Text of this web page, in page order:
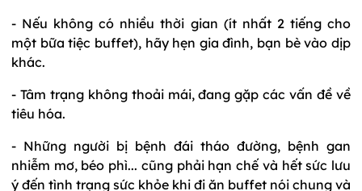
- Nếu không có nhiều thời gian (ít nhất 2 tiếng cho
một bữa tiệc buffet), hãy hẹn gia đình, bạn bè vào dịp
khác.
- Tâm trạng không thoải mái, đang gặp các vấn đề về
tiêu hóa.
- Những người bị bệnh đái tháo đường, bệnh gan
nhiễm mơ, béo phì... cũng phải hạn chế và hết sức lưu
ý đến tình trạng sức khỏe khi đi ăn buffet nói chung và